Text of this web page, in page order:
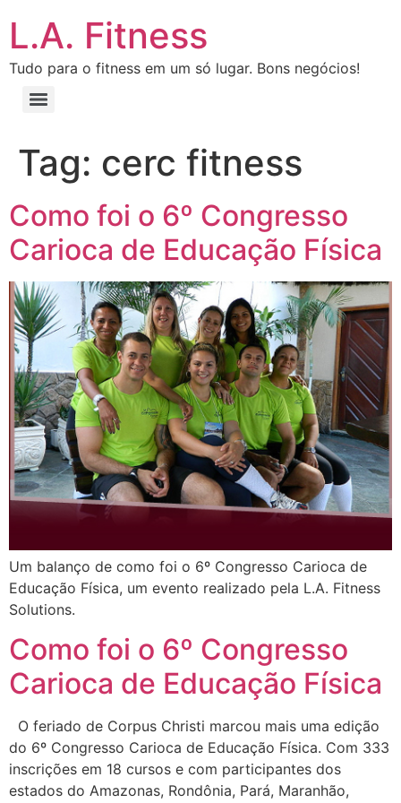
L.A. Fitness
Tudo para o fitness em um só lugar. Bons negócios!
Tag: cerc fitness
Como foi o 6º Congresso
Carioca de Educação Física
Um balanço de como foi o 6º Congresso Carioca de
Educação Física, um evento realizado pela L.A. Fitness
Solutions.
Como foi o 6º Congresso
Carioca de Educação Física
O feriado de Corpus Christi marcou mais uma edição
do 6º Congresso Carioca de Educação Física. Com 333
inscrições em 18 cursos e com participantes dos
estados do Amazonas, Rondônia, Pará, Maranhão,